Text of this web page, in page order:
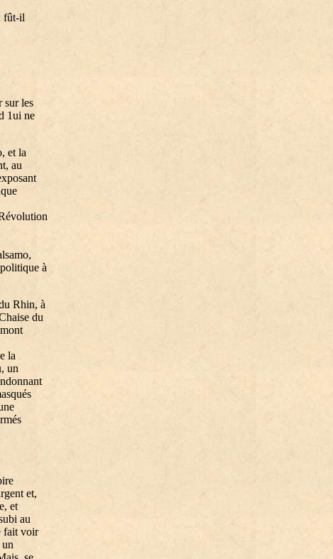
fût-il
sur les
1ui ne
et la
au
à
Rhin, à
du
la
un
et,
et
au
fait voir